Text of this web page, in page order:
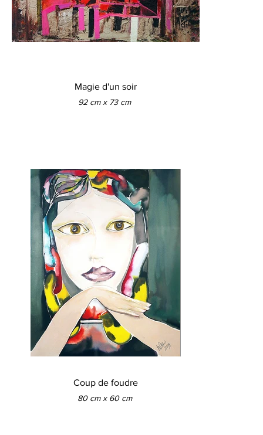
Magie d'un soir
92 cm x 73 cm
Coup de foudre
80 cm x 60 cm